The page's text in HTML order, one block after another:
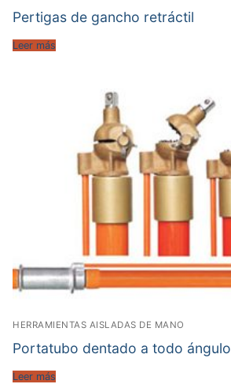
Pertigas de gancho retráctil
Leer más
HERRAMIENTAS AISLADAS DE MANO
Portatubo dentado a todo ángulo
Leer más